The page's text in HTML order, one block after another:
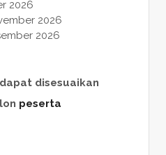
2026
2026
2026
disesuaikan
peserta